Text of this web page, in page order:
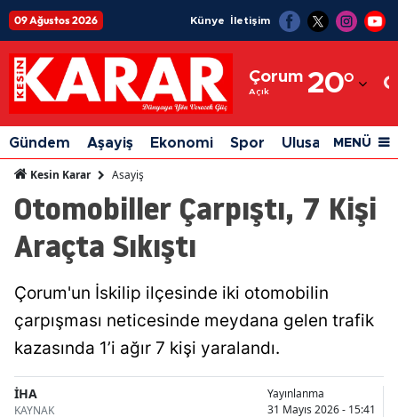
09 Ağustos 2026 Künye İletişim
Çorum
Açık 20°
Adıyaman
Afyonkarahisar
Ağrı
Amasya
Aydın
Balıkesir
Gündem Aşayiş Ekonomi Spor Ulusal Siyaset
MENÜ
Kesin Karar Asayiş
Otomobiller Çarpıştı, 7 Kişi
Araçta Sıkıştı
Çorum'un İskilip ilçesinde iki otomobilin
çarpışması neticesinde meydana gelen trafik
kazasında 1’i ağır 7 kişi yaralandı.
İHA
KAYNAK
Yayınlanma
31 Mayıs 2026 - 15:41